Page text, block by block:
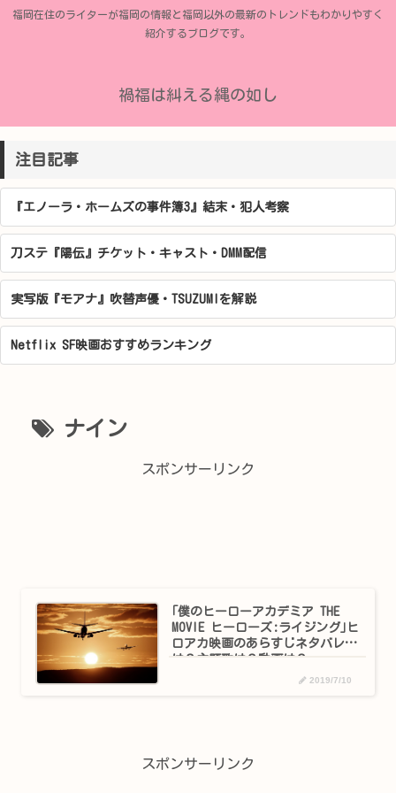
福岡在住のライターが福岡の情報と福岡以外の最新のトレンドもわかりやすく
紹介するブログです。
禍福は糾える縄の如し
注目記事
『エノーラ・ホームズの事件簿3』結末・犯人考察
刀ステ『陽伝』チケット・キャスト・DMM配信
実写版『モアナ』吹替声優・TSUZUMIを解説
Netflix SF映画おすすめランキング
ナイン
スポンサーリンク
｢僕のヒーローアカデミア THE
MOVIE ヒーローズ:ライジング｣ヒ
ロアカ映画のあらすじネタバレ
は？主題歌は？動画は？
2019/7/10
スポンサーリンク